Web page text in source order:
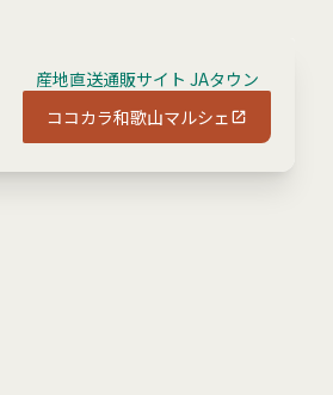
産地直送通販サイト JAタウン
ココカラ和歌山マルシェ